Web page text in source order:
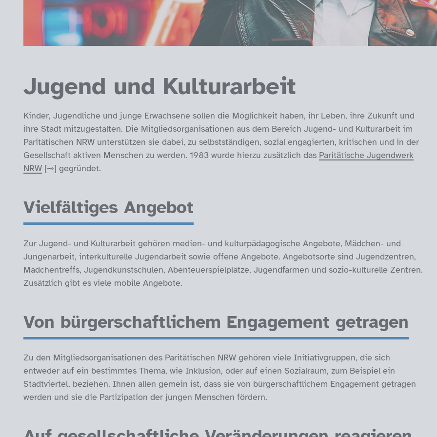
Jugend und Kulturarbeit
Kinder, Jugendliche und junge Erwachsene sollen die Möglichkeit haben, ihr Leben, ihre Zukunft und
ihre Stadt mitzugestalten. Die Mitgliedsorganisationen aus dem Bereich Jugend- und Kulturarbeit im
Paritätischen NRW unterstützen sie dabei, zu selbstständigen, sozial engagierten, kritischen und in der
Gesellschaft aktiven Menschen zu werden. 1983 wurde hierzu zusätzlich das Paritätische Jugendwerk
NRW
gegründet.
Vielfältiges Angebot
Zur Jugend- und Kulturarbeit gehören medien- und kulturpädagogische Angebote, Mädchen- und
Jungenarbeit, interkulturelle Jugendarbeit sowie offene Angebote. Angebotsorte sind Jugendzentren,
Mädchentreffs, Jugendkunstschulen, Abenteuerspielplätze, Jugendfarmen und sozio-kulturelle Zentren.
Zusätzlich gibt es viele mobile Angebote.
Von bürgerschaftlichem Engagement getragen
Zu den Mitgliedsorganisationen des Paritätischen NRW gehören viele Initiativgruppen, die sich
entweder auf ein bestimmtes Thema, wie Inklusion, oder auf einen Sozialraum, zum Beispiel ein
Stadtviertel, beziehen. Ihnen allen gemein ist, dass sie von bürgerschaftlichem Engagement getragen
werden und sie die Partizipation der jungen Menschen fördern.